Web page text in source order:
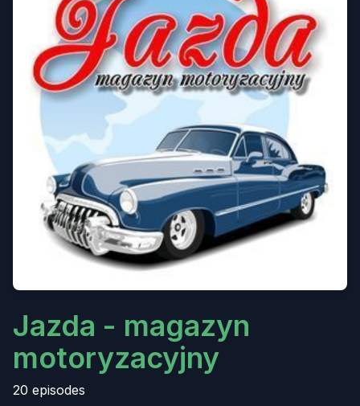
Jazda - magazyn
motoryzacyjny
20 episodes